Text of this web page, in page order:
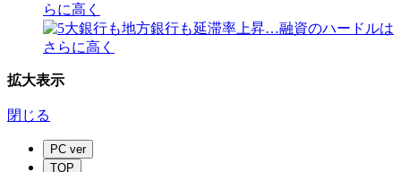
らに高く
拡大表示
閉じる
PC ver
TOP